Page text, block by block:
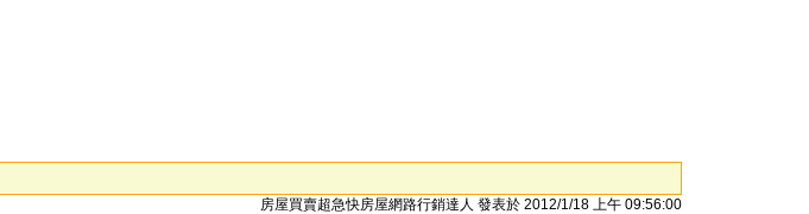
房屋買賣超急快房屋網路行銷達人 發表於 2012/1/18 上午 09:56:00